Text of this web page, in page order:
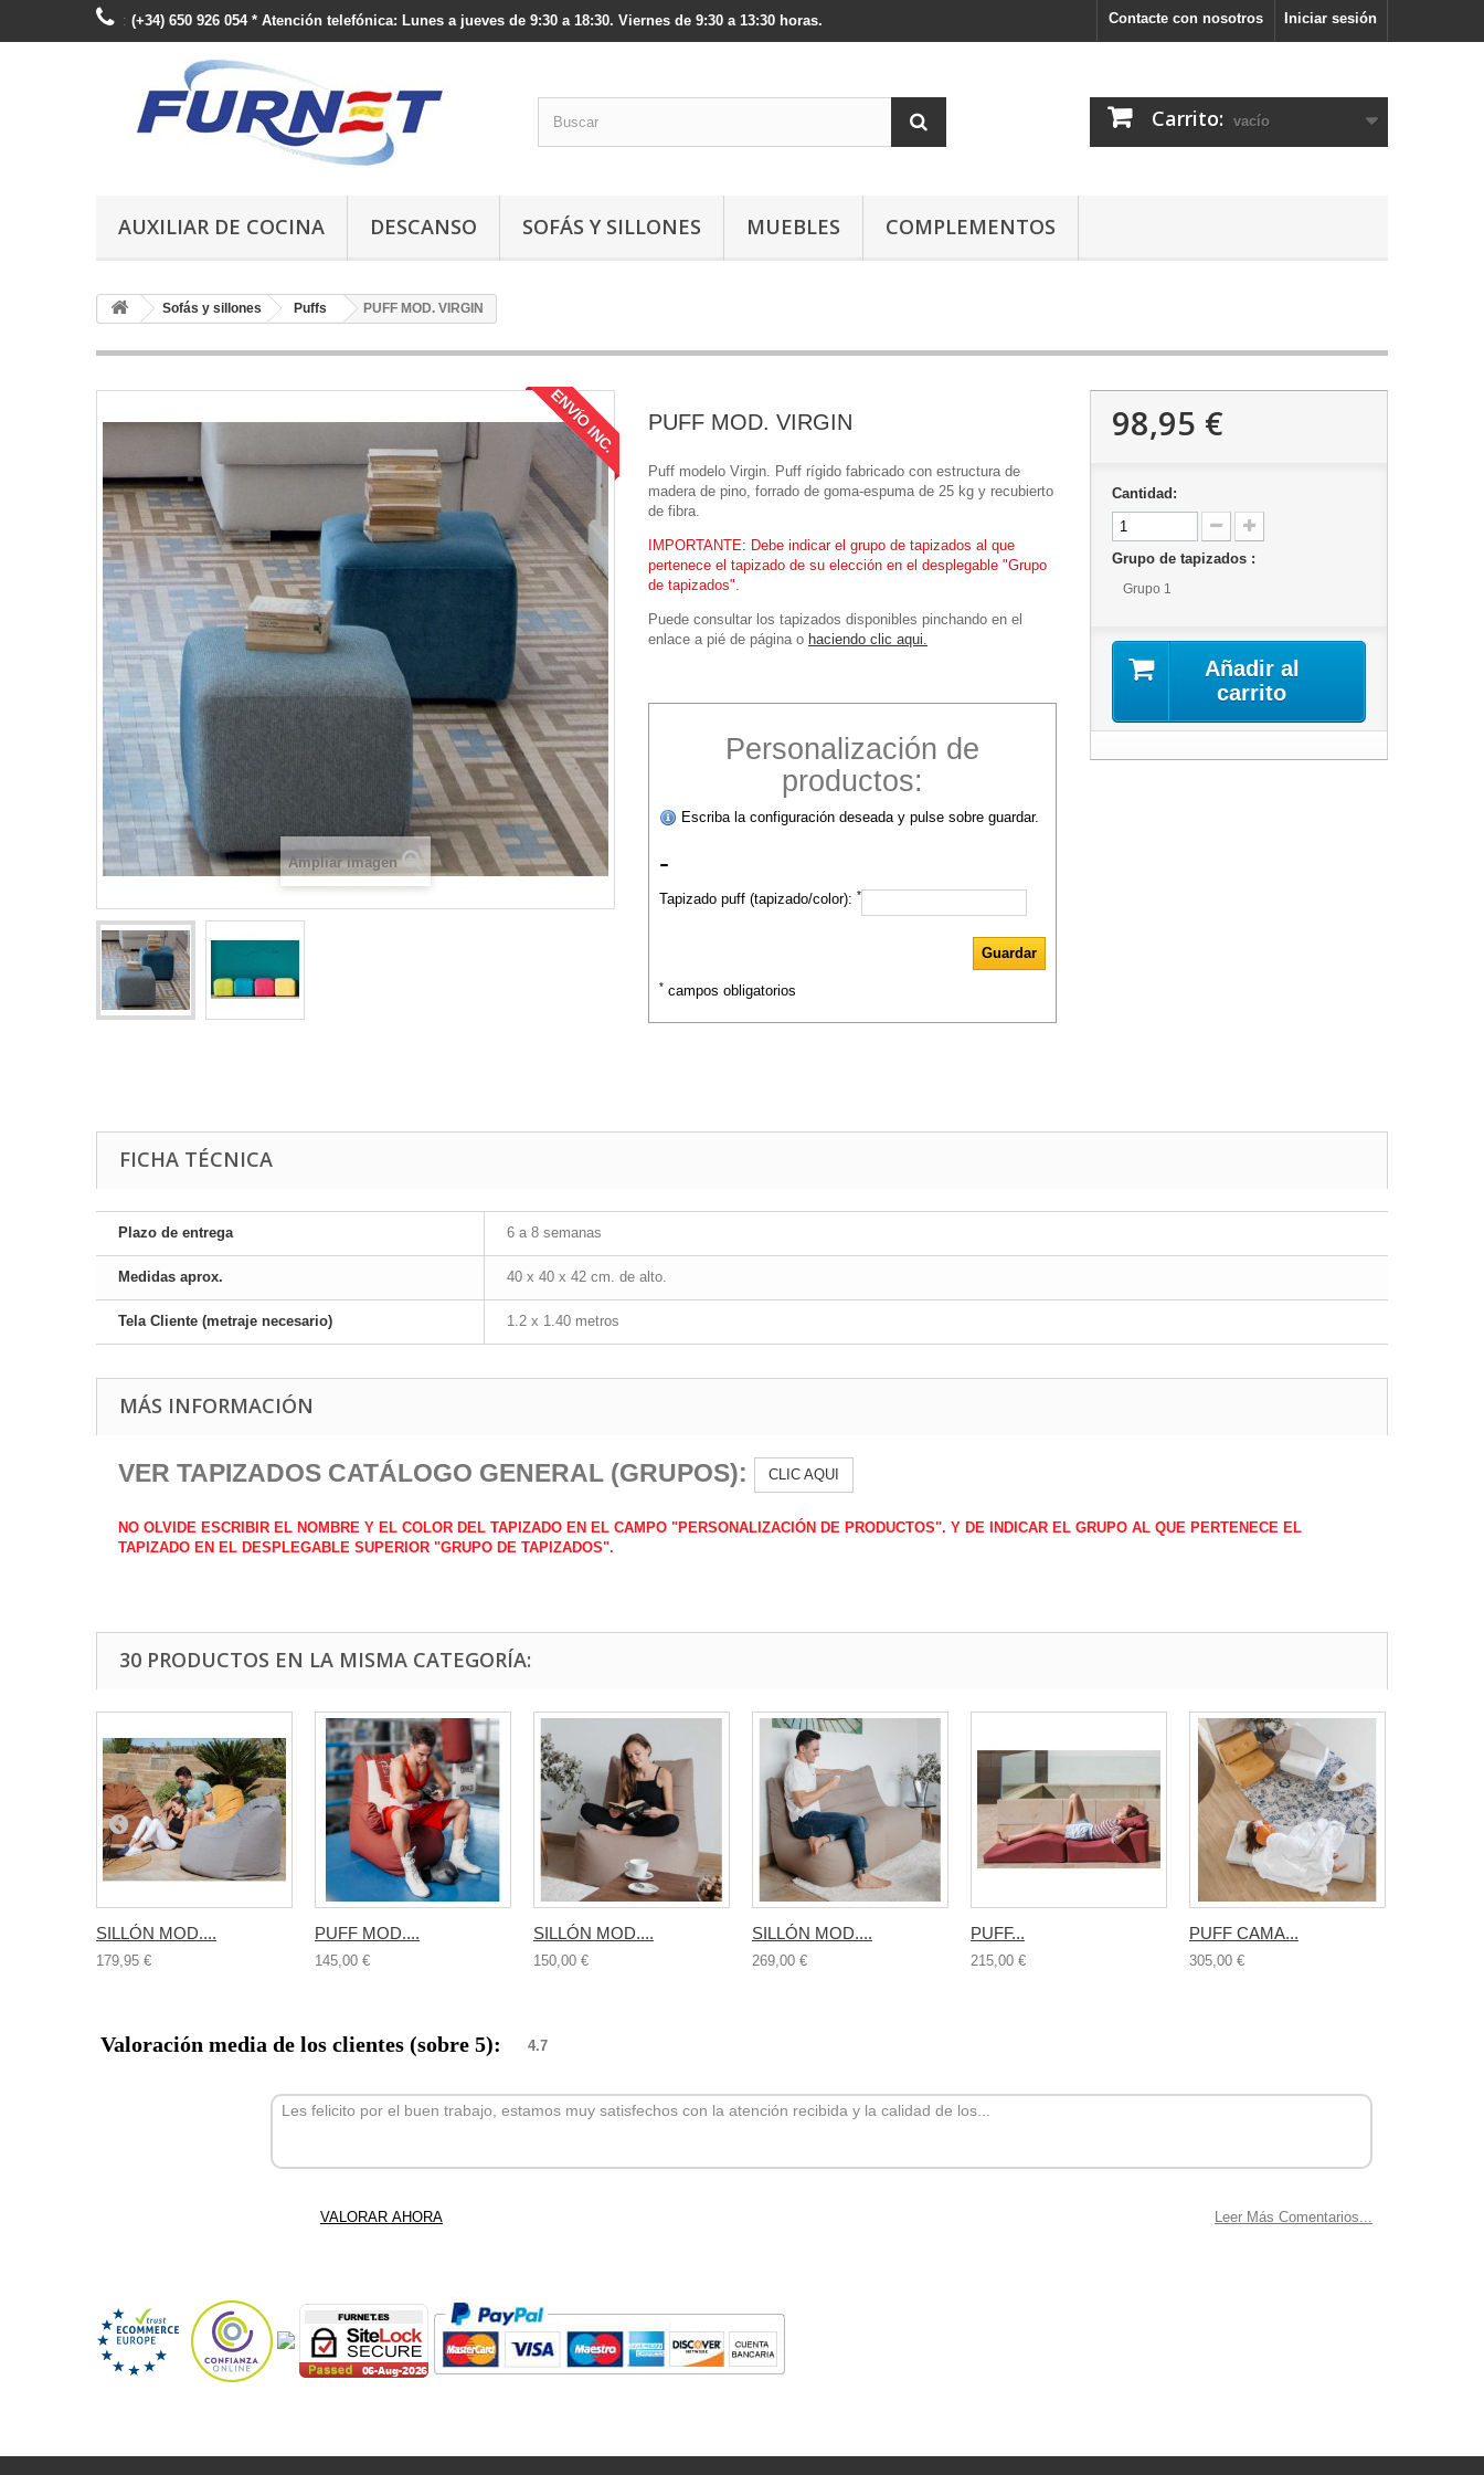
Iniciar sesión
Contacte con nosotros
: (+34) 650 926 054 * Atención telefónica: Lunes a jueves de 9:30 a 18:30. Viernes de 9:30 a 13:30 horas.
Carrito: vacío
AUXILIAR DE COCINA DESCANSO SOFÁS Y SILLONES MUEBLES COMPLEMENTOS
Sofás y sillones Puffs PUFF MOD. VIRGIN
ENVÍO INC.
Ampliar imagen
PUFF MOD. VIRGIN
Puff modelo Virgin. Puff rígido fabricado con estructura de
madera de pino, forrado de goma-espuma de 25 kg y recubierto
de fibra.
IMPORTANTE: Debe indicar el grupo de tapizados al que
pertenece el tapizado de su elección en el desplegable "Grupo
de tapizados".
Puede consultar los tapizados disponibles pinchando en el
enlace a pié de página o haciendo clic aqui.
Personalización de
productos:
Escriba la configuración deseada y pulse sobre guardar.
-
Tapizado puff (tapizado/color):*
* campos obligatorios
98,95 €
Cantidad:
Grupo de tapizados :
Grupo 1
Añadir al
carrito
FICHA TÉCNICA
Plazo de entrega 6 a 8 semanas
Medidas aprox. 40 x 40 x 42 cm. de alto.
Tela Cliente (metraje necesario) 1.2 x 1.40 metros
MÁS INFORMACIÓN
VER TAPIZADOS CATÁLOGO GENERAL (GRUPOS): CLIC AQUI
NO OLVIDE ESCRIBIR EL NOMBRE Y EL COLOR DEL TAPIZADO EN EL CAMPO "PERSONALIZACIÓN DE PRODUCTOS". Y DE INDICAR EL GRUPO AL QUE PERTENECE EL
TAPIZADO EN EL DESPLEGABLE SUPERIOR "GRUPO DE TAPIZADOS".
30 PRODUCTOS EN LA MISMA CATEGORÍA:
SILLÓN MOD....
179,95 €
PUFF MOD....
145,00 €
SILLÓN MOD....
150,00 €
SILLÓN MOD....
269,00 €
PUFF...
215,00 €
PUFF CAMA...
305,00 €
Valoración media de los clientes (sobre 5): 4.7
Les felicito por el buen trabajo, estamos muy satisfechos con la atención recibida y la calidad de los...
Leer Más Comentarios...